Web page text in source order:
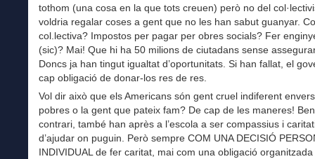
tothom (una cosa en la que tots creuen) però no del
voldria regalar coses a gent que no les han sabut guanyar.
col.lectiva? Impostos per pagar per obres socials? Fer
(sic)? Mai! Que hi ha 50 milions de ciutadans sense
Doncs ja han tingut igualtat d’oportunitats. Si han fallat, el
cap obligació de donar-los res de res.
Vol dir això que els Americans són gent cruel indiferent
pobres o la gent que pateix fam? De cap de les maneres!
contrari, també han après a l’escola a ser compassius i
d’ajudar on puguin. Però sempre COM UNA DECISIÓ
INDIVIDUAL de fer caritat, mai com una obligació organitzada